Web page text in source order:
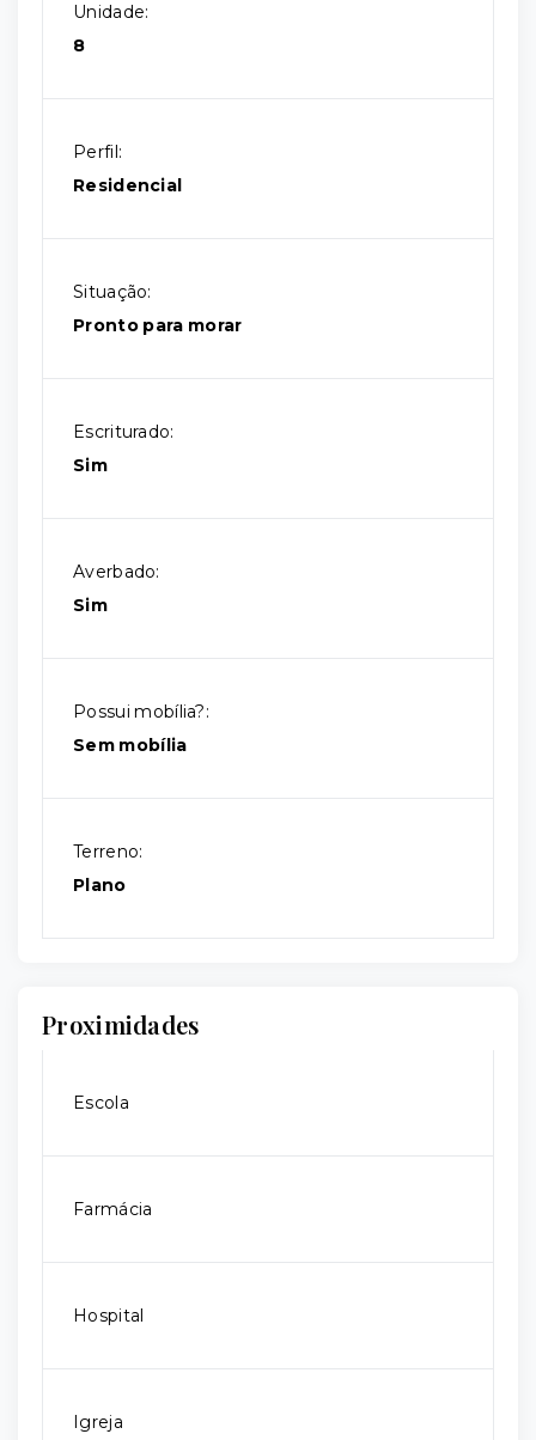
Unidade:
8
Perfil:
Residencial
Situação:
Pronto para morar
Escriturado:
Sim
Averbado:
Sim
Possui mobília?:
Sem mobília
Terreno:
Plano
Proximidades
Escola
Farmácia
Hospital
Igreja